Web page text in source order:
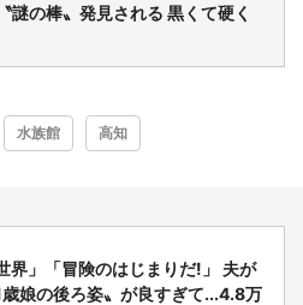
謎の棒〟発見される 黒くて硬く
水族館 高知
界」「冒険のはじまりだ!」 夫が
娘の後ろ姿〟が良すぎて...4.8万